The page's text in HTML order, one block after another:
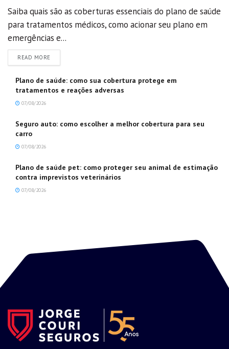
Saiba quais são as coberturas essenciais do plano de saúde
para tratamentos médicos, como acionar seu plano em
emergências e...
READ MOREDETAILS
Plano de saúde: como sua cobertura protege em
tratamentos e reações adversas
07/08/2026
Seguro auto: como escolher a melhor cobertura para seu
carro
07/08/2026
Plano de saúde pet: como proteger seu animal de estimação
contra imprevistos veterinários
07/08/2026